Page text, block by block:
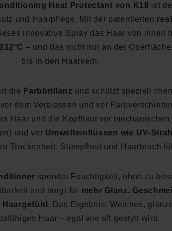
Heat Protectant von K18 ist
und Haarpflege. Mit der patentierten
innovative Spray das Haar von innen
– und das nicht nur an der
bis in den Haarkern.
die Farbbrillanz und schützt speziell
dem Verblassen und vor
Haar und die Kopfhaut vor mechanischen
und vor Umwelteinflüssen wie UV-
Trockenheit, Stumpfheit und Haarbruch
spendet Feuchtigkeit, ohne zu
und sorgt für mehr Glanz,
. Das Ergebnis: Weiches,
Haar – egal wie oft gestylt wird.